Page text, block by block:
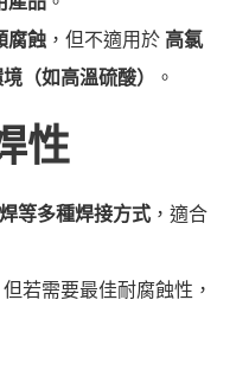
腐蝕 ，但不適用於 高氯
（如高溫硫酸）
。
性
等多種焊接方式 ，適合
但若需要最佳耐腐蝕性，